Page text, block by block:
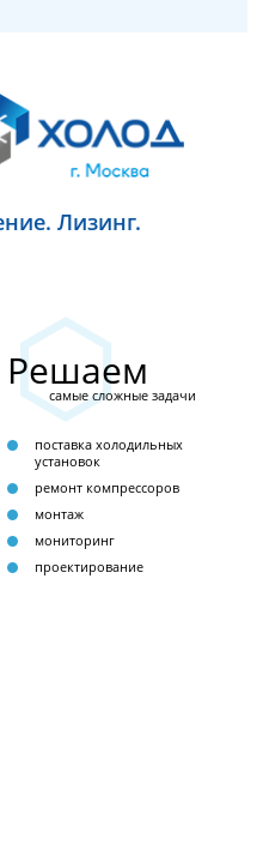
Лизинг.
Решаем
самые сложные задачи
поставка холодильных
установок
ремонт компрессоров
монтаж
мониторинг
проектирование